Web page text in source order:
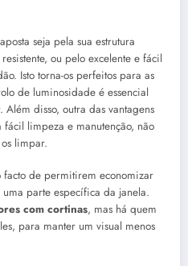
seja pela sua estrutura
ou pelo excelente e fácil
Isto torna-os perfeitos para as
de luminosidade é essencial
Além disso, outra das vantagens
fácil limpeza e manutenção, não
limpar.
de permitirem economizar
parte específica da janela.
com cortinas, mas há quem
para manter um visual menos